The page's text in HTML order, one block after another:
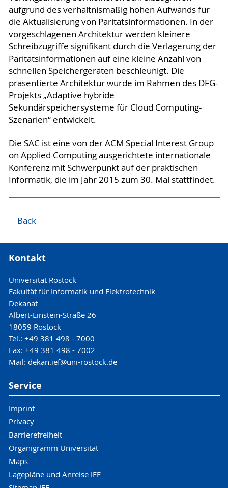
aufgrund des verhältnismäßig hohen Aufwands für
die Aktualisierung von Paritätsinformationen. In der
vorgeschlagenen Architektur werden kleinere
Schreibzugriffe signifikant durch die Verlagerung der
Paritätsinformationen auf eine kleine Anzahl von
schnellen Speichergeräten beschleunigt. Die
präsentierte Architektur wurde im Rahmen des DFG-
Projekts „Adaptive hybride
Sekundärspeichersysteme für Cloud Computing-
Szenarien“ entwickelt.
Die SAC ist eine von der ACM Special Interest Group
on Applied Computing ausgerichtete internationale
Konferenz mit Schwerpunkt auf der praktischen
Informatik, die im Jahr 2015 zum 30. Mal stattfindet.
Back
Kontakt
Universität Rostock
Fakultät für Informatik und Elektrotechnik
Dekanat
Albert-Einstein-Straße 26
18059 Rostock
Tel.: +49 381 498 - 7000
Fax: +49 381 498 - 7002
Mail: dekan.ief@uni-rostock.de
Service
Imprint
Privacy
Barrierefreiheit
Organigramm Universität
Maps
Lagepläne und Anreise IEF